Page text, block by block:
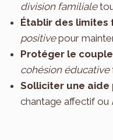
division familiale
Établir des limites
positivepour
Protéger le
cohésion éducative
Solliciter une
chantage affectif ou